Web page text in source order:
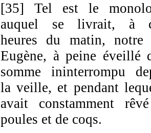
[35] Tel est le
auquel se livrait, à
heures du matin, notre
Eugène, à peine éveillé
somme ininterrompu
la veille, et pendant
avait constamment
poules et de coqs.